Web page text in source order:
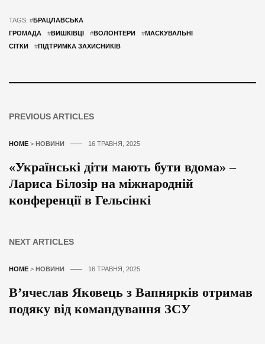
TAGS: #БРАЦЛАВСЬКА
ГРОМАДА
#ВИШКІВЦІ #ВОЛОНТЕРИ #МАСКУВАЛЬНІ
СІТКИ
#ПІДТРИМКА ЗАХИСНИКІВ
PREVIOUS ARTICLES
HOME > НОВИНИ 16 ТРАВНЯ, 2025
«Українські діти мають бути вдома» –
Лариса Білозір на міжнародній
конференції в Гельсінкі
NEXT ARTICLES
HOME > НОВИНИ 16 ТРАВНЯ, 2025
В’ячеслав Яковець з Вапнярків отримав
подяку від командування ЗСУ